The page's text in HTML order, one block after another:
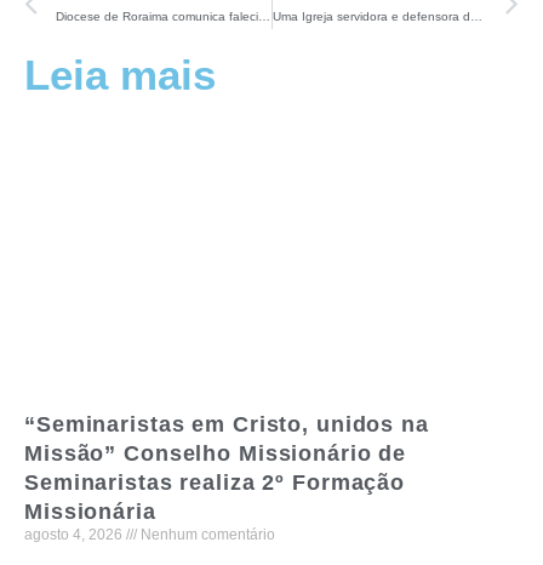
Leia mais
“Seminaristas em Cristo, unidos na
Missão” Conselho Missionário de
Seminaristas realiza 2º Formação
Missionária
agosto 4, 2026 Nenhum comentário
Diocese de Roraima comunica falecimento do Pe. Mário Castro Ribeiro. Regional Norte1 envia Nota de Solidariedade Uma Igreja servidora e defensora da vida